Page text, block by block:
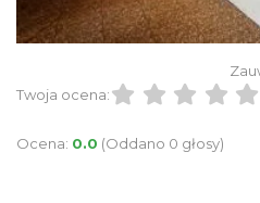
Twoja ocena:
Ocena: 0.0 (Oddano 0 głosy)